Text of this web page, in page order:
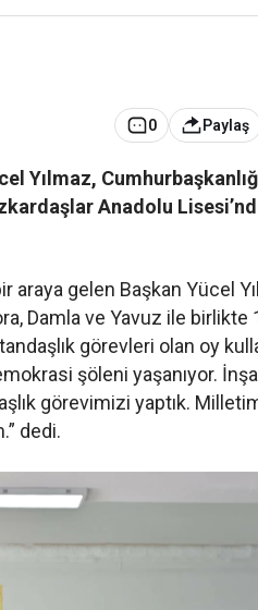
0 Paylaş
Yılmaz,
Anadolu
araya gelen Başkan Yücel
Damla ve Yavuz ile birlikte
görevleri olan oy
şöleni yaşanıyor.
görevimizi yaptık.
dedi.